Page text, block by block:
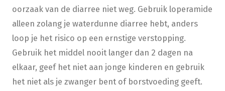
oorzaak van de diarree niet weg. Gebruik loperamide
alleen zolang je waterdunne diarree hebt, anders
loop je het risico op een ernstige verstopping.
Gebruik het middel nooit langer dan 2 dagen na
elkaar, geef het niet aan jonge kinderen en gebruik
het niet als je zwanger bent of borstvoeding geeft.